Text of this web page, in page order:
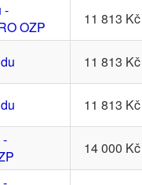
-
OZP
11 813 Kč
11 813 Kč
11 813 Kč
14 000 Kč